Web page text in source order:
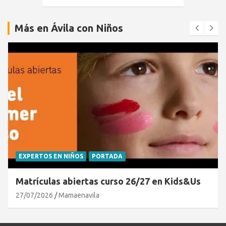
Más en Ávila con Niños
EXPERTOS EN NIÑOS PORTADA
Matrículas abiertas curso 26/27 en Kids&Us
27/07/2026 Mamaenavila